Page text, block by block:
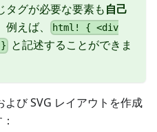
タグが必要な要素も自己
えば、
html! { <div
と記述することができま
び SVG レイアウトを作成